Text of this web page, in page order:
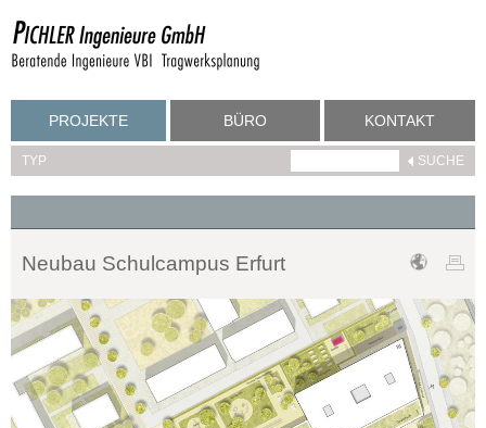
PROJEKTE BÜRO KONTAKT
TYP
Neubau Schulcampus Erfurt